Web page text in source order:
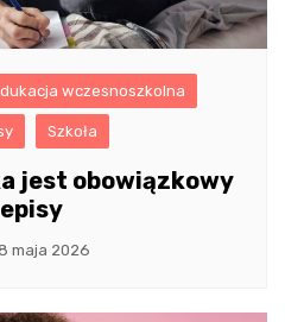
wczesnoszkolna
Szkoła
jest obowiązkowy
maja 2026